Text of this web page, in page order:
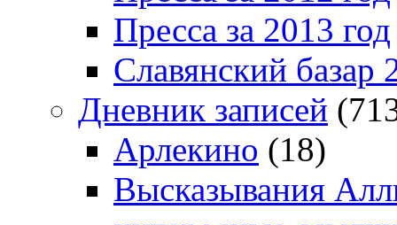
Пресса за 2013 год
Славянский базар
Дневник записей
Арлекино (18)
Высказывания